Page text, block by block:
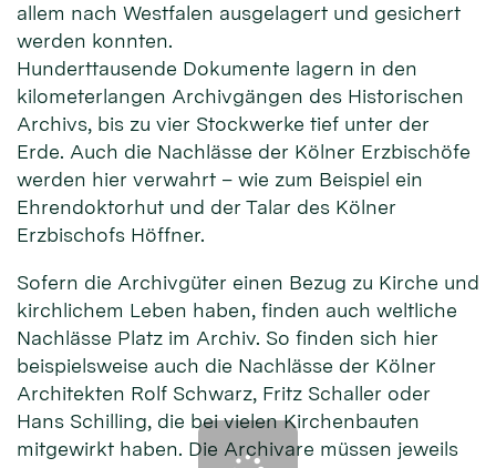
allem nach Westfalen ausgelagert und gesichert
werden konnten.
Hunderttausende Dokumente lagern in den
kilometerlangen Archivgängen des Historischen
Archivs, bis zu vier Stockwerke tief unter der
Erde. Auch die Nachlässe der Kölner Erzbischöfe
werden hier verwahrt – wie zum Beispiel ein
Ehrendoktorhut und der Talar des Kölner
Erzbischofs Höffner.
Sofern die Archivgüter einen Bezug zu Kirche und
kirchlichem Leben haben, finden auch weltliche
Nachlässe Platz im Archiv. So finden sich hier
beispielsweise auch die Nachlässe der Kölner
Architekten Rolf Schwarz, Fritz Schaller oder
Hans Schilling, die bei vielen Kirchenbauten
mitgewirkt haben. Die Archivare müssen jeweils